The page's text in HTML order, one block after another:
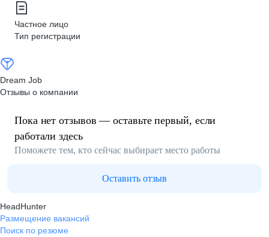
Частное лицо
Тип регистрации
Dream Job
Отзывы о компании
Пока нет отзывов — оставьте первый, если
работали здесь
Поможете тем, кто сейчас выбирает место работы
Оставить отзыв
HeadHunter
Размещение вакансий
Поиск по резюме